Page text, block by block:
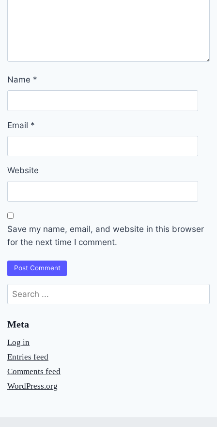
Name *
Email *
Website
Save my name, email, and website in this browser
for the next time I comment.
Search
for:
Meta
Log in
Entries feed
Comments feed
WordPress.org